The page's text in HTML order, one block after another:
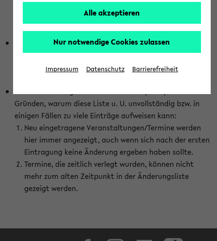
wurden. Die Anzeige ist semesterübergreifend und nicht
abhängig vom im eKVV gewählten Semester.
Die hier gezeigte Liste von Raumänderungen kann nur
vollständig sein, wenn den Fakultäten von den Lehrenden
die Änderungen zeitnah mitgeteilt und diese Änderungen
Gründen, warum diese Liste u. U. unvollständig bzw. in
einigen Fällen zu viele Einträge aufweisen kann:
Neu eingetragene Veranstaltungen/Termine werden
hier immer angezeigt, auch wenn sich nach der ersten
Eintragung keine Änderung ergeben haben sollte.
Termine, die zeitlich verlegt wurden, können nicht
mehr zum alten Zeitpunkt in der Änderungsliste
gezeigt werden.
Alle akzeptieren
Nur notwendige Cookies zulassen
Impressum Datenschutz Barrierefreiheit